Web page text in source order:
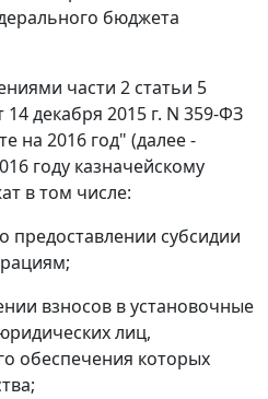
бюджета
части 2 статьи 5
декабря 2015 г. N 359-ФЗ
на 2016 год" (далее -
году казначейскому
в том числе:
предоставлении субсидии
взносов в установочные
лиц,
обеспечения которых